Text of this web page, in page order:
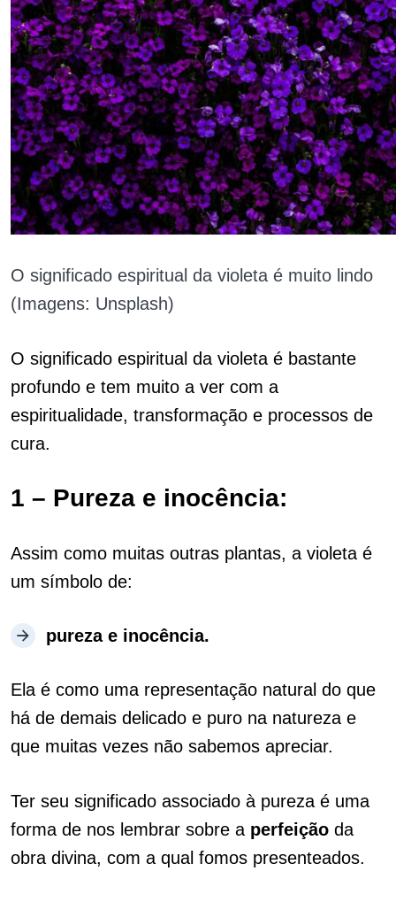
O significado espiritual da violeta é muito lindo
(Imagens: Unsplash)
O significado espiritual da violeta é bastante
profundo e tem muito a ver com a
espiritualidade, transformação e processos de
cura.
1 – Pureza e inocência:
Assim como muitas outras plantas, a violeta é
um símbolo de:
pureza e inocência.
Ela é como uma representação natural do que
há de demais delicado e puro na natureza e
que muitas vezes não sabemos apreciar.
Ter seu significado associado à pureza é uma
forma de nos lembrar sobre a perfeição da
obra divina, com a qual fomos presenteados.